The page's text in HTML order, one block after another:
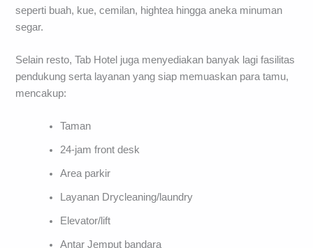
seperti buah, kue, cemilan, hightea hingga aneka minuman
segar.
Selain resto, Tab Hotel juga menyediakan banyak lagi fasilitas
pendukung serta layanan yang siap memuaskan para tamu,
mencakup:
Taman
24-jam front desk
Area parkir
Layanan Drycleaning/laundry
Elevator/lift
Antar Jemput bandara